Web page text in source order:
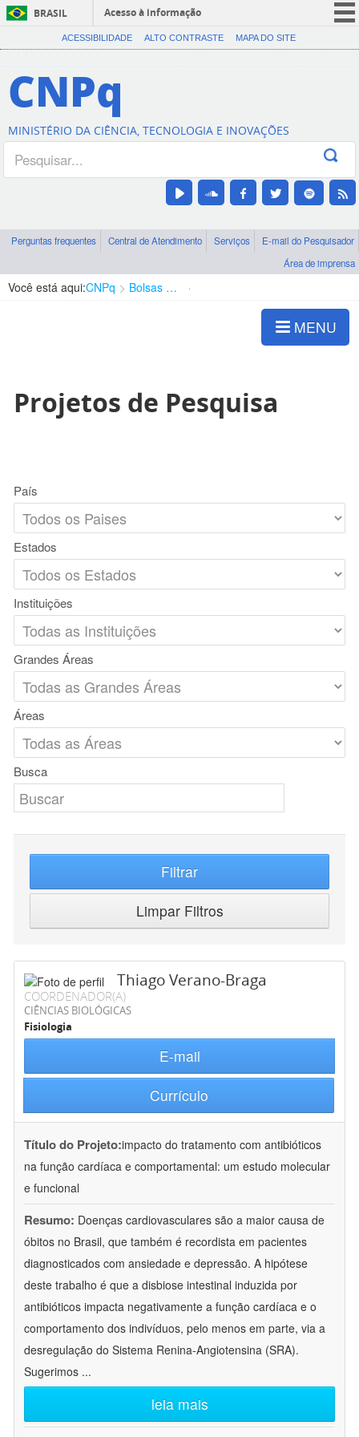
BRASIL
Acesso à informação
CORONAVÍRUS (COVID-19)
Canais
ACESSIBILIDADE ALTO CONTRASTE MAPA DO SITE
CNPq
MINISTÉRIO DA CIÊNCIA, TECNOLOGIA E INOVAÇÕES
Perguntas frequentes Central de Atendimento Serviços
E-mail do Pesquisador
Área de imprensa
Você está aqui:CNPq Bolsas e Auxílios Vigentes
MENU
Projetos de Pesquisa
País
Estados
Instituições
Grandes Áreas
Áreas
Busca
Filtrar
Limpar Filtros
Thiago Verano-Braga
COORDENADOR(A)
CIÊNCIAS BIOLÓGICAS
Fisiologia
E-mail
Currículo
Título do Projeto:impacto do tratamento com antibióticos
na função cardíaca e comportamental: um estudo molecular
e funcional
Resumo: Doenças cardiovasculares são a maior causa de
óbitos no Brasil, que também é recordista em pacientes
diagnosticados com ansiedade e depressão. A hipótese
deste trabalho é que a disbiose intestinal induzida por
antibióticos impacta negativamente a função cardíaca e o
comportamento dos indivíduos, pelo menos em parte, via a
desregulação do Sistema Renina-Angiotensina (SRA).
Sugerimos ...
leia mais